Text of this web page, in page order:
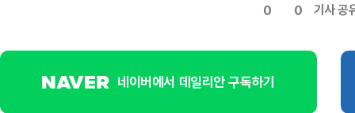
0 0 기사 공
네이버에서 데일리안 구독하기